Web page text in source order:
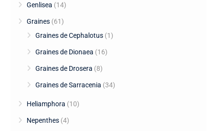
Genlisea (14)
Graines (61)
Graines de Cephalotus (1)
Graines de Dionaea (16)
Graines de Drosera (8)
Graines de Sarracenia (34)
Heliamphora (10)
Nepenthes (4)